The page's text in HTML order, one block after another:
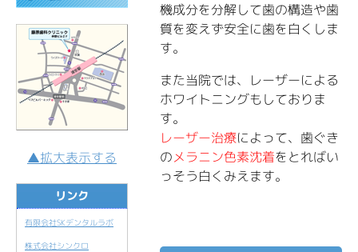
▲拡大表示する
リンク
有限会社SKデンタルラボ
株式会社シンクロ
機成分を分解して歯の構造や歯
質を変えず安全に歯を白くしま
す。
また当院では、レーザーによる
ホワイトニングもしておりま
す。
レーザー治療によって、歯ぐき
のメラニン色素沈着をとればい
っそう白くみえます。